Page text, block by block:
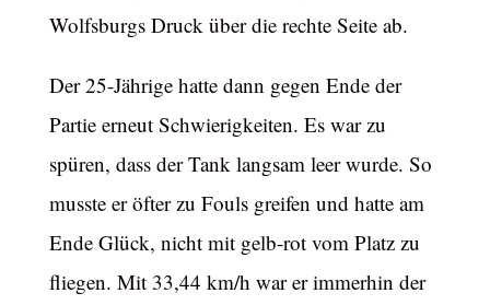
Wolfsburgs Druck über die rechte Seite ab.
Der 25-Jährige hatte dann gegen Ende der
Partie erneut Schwierigkeiten. Es war zu
spüren, dass der Tank langsam leer wurde. So
musste er öfter zu Fouls greifen und hatte am
Ende Glück, nicht mit gelb-rot vom Platz zu
fliegen. Mit 33,44 km/h war er immerhin der